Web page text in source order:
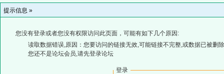
提示信息 »
您没有登录或者您没有权限访问此页面，可能有如下几个原因:
读取数据错误,原因：您要访问的链接无效,可能链接不完整,或数据已被删
您还不是论坛会员,请先登录论坛
登录